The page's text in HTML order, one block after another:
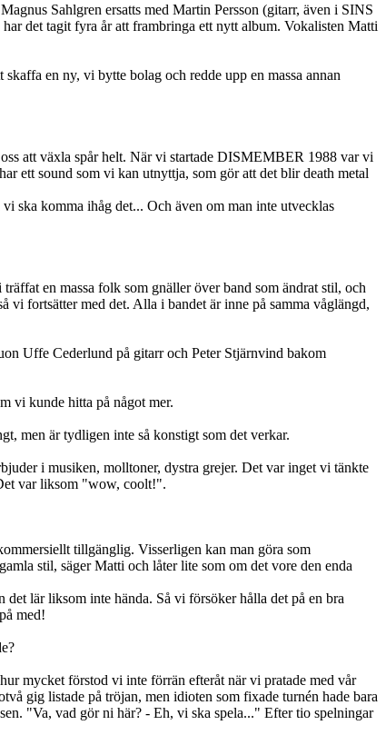
Sahlgren ersatts med Martin Persson (gitarr, även i SINS
det tagit fyra år att frambringa ett nytt album. Vokalisten Matti
en ny, vi bytte bolag och redde upp en massa annan
att växla spår helt. När vi startade DISMEMBER 1988 var vi
ett sound som vi kan utnyttja, som gör att det blir death metal
ska komma ihåg det... Och även om man inte utvecklas
en massa folk som gnäller över band som ändrat stil, och
vi fortsätter med det. Alla i bandet är inne på samma våglängd,
Uffe Cederlund på gitarr och Peter Stjärnvind bakom
vi kunde hitta på något mer.
men är tydligen inte så konstigt som det verkar.
i musiken, molltoner, dystra grejer. Det var inget vi tänkte
var liksom "wow, coolt!".
tillgänglig. Visserligen kan man göra som
stil, säger Matti och låter lite som om det vore den enda
lär liksom inte hända. Så vi försöker hålla det på en bra
med!
mycket förstod vi inte förrän efteråt när vi pratade med vår
gig listade på tröjan, men idioten som fixade turnén hade bara
"Va, vad gör ni här? - Eh, vi ska spela..." Efter tio spelningar